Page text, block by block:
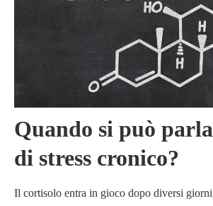
Quando si può
di stress cronico?
Il cortisolo entra in gioco dopo diversi